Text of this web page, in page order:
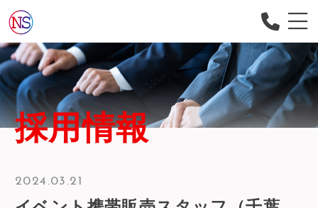
会社概要
当社について
サービス内容
スタッフの声
採用情報
2024.03.21